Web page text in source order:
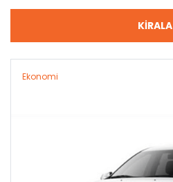
KİRALA
Ekonomi